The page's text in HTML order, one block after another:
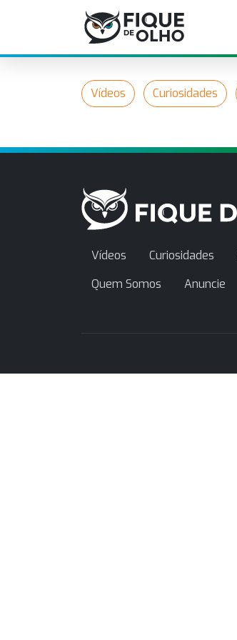
Vídeos Curiosidades
Vídeos Curiosidades
Quem Somos
Anuncie